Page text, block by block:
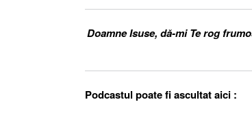
Doamne Isuse, dă-mi Te rog
Podcastul poate fi ascultat aici :